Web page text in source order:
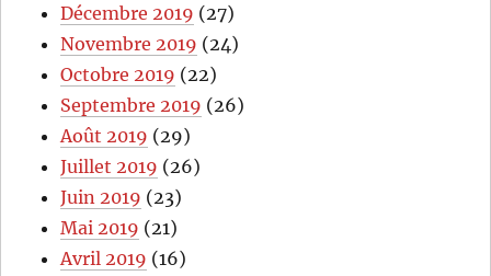
Décembre 2019 (27)
Novembre 2019 (24)
Octobre 2019 (22)
Septembre 2019 (26)
Août 2019 (29)
Juillet 2019 (26)
Juin 2019 (23)
Mai 2019 (21)
Avril 2019 (16)